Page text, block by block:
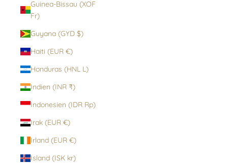
Guinea-Bissau (XOF
Fr)
Guyana (GYD $)
Haiti (EUR €)
Honduras (HNL L)
Indien (INR ₹)
Indonesien (IDR Rp)
Irak (EUR €)
Irland (EUR €)
Island (ISK kr)